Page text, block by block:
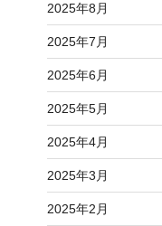
2025年8月
2025年7月
2025年6月
2025年5月
2025年4月
2025年3月
2025年2月